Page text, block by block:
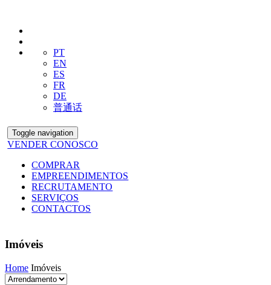
PT
EN
ES
FR
DE
普通话
Toggle navigation
VENDER CONOSCO
COMPRAR
EMPREENDIMENTOS
RECRUTAMENTO
SERVIÇOS
CONTACTOS
Imóveis
Home Imóveis